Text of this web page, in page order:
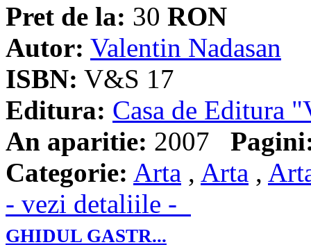
Pret de la: 30 RON
Autor: Valentin Nadasan
ISBN: V&S 17
Editura: Casa de Editura
An aparitie: 2007
Categorie: Arta , Arta ,
- vezi detaliile -
GHIDUL GASTR...